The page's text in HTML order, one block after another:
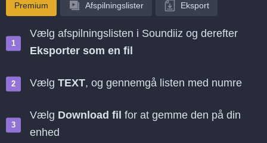
Premium Afspilningslister Eksport
Vælg afspilningslisten i Soundiiz og derefter
Eksporter som en fil
Vælg TEXT, og gennemgå listen med numre
Vælg Download fil for at gemme den på din
enhed